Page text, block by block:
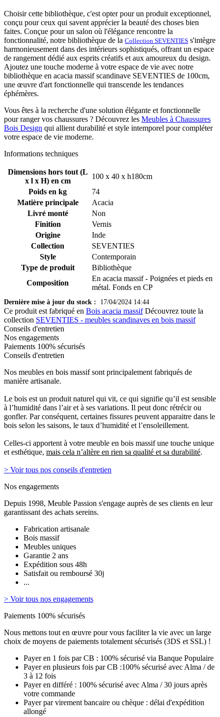
Choisir cette bibliothèque, c'est opter pour un produit exceptionnel,
conçu pour ceux qui savent apprécier la beauté des choses bien
faites. Conçue pour un salon où l'élégance rencontre la
fonctionnalité, notre bibliothèque de la Collection SEVENTIES s'intègre
harmonieusement dans des intérieurs sophistiqués, offrant un espace
de rangement dédié aux esprits créatifs et aux amoureux du design.
Ajoutez une touche moderne à votre espace de vie avec notre
bibliothèque en acacia massif scandinave SEVENTIES de 100cm,
une œuvre d'art fonctionnelle qui transcende les tendances
éphémères.
Vous êtes à la recherche d'une solution élégante et fonctionnelle
pour ranger vos chaussures ? Découvrez les Meubles à Chaussures
Bois Design qui allient durabilité et style intemporel pour compléter
votre espace de vie moderne.
Informations techniques
Dimensions hors tout (L
x l x H) en cm
100 x 40 x h180cm
Poids en kg
74
Matière principale
Acacia
Livré monté
Non
Finition
Vernis
Origine
Inde
Collection
SEVENTIES
Style
Contemporain
Type de produit
Bibliothèque
Composition
En acacia massif - Poignées et pieds en
métal. Fonds en CP
Dernière mise à jour du stock : 17/04/2024 14:44
Ce produit est fabriqué en Bois acacia massif Découvrez toute la
collection SEVENTIES - meubles scandinaves en bois massif
Conseils d'entretien
Nos engagements
Paiements 100% sécurisés
Conseils d'entretien
Nos meubles en bois massif sont principalement fabriqués de
manière artisanale.
Le bois est un produit naturel qui vit, ce qui signifie qu’il est sensible
à l’humidité dans l’air et à ses variations. Il peut donc rétrécir ou
gonfler. Par conséquent, certaines fissures peuvent apparaitre dans le
bois selon les saisons, le taux d’humidité et l’ensoleillement.
Celles-ci apportent à votre meuble en bois massif une touche unique
et esthétique, mais cela n’altère en rien sa qualité et sa durabilité.
> Voir tous nos conseils d'entretien
Nos engagements
Depuis 1998, Meuble Passion s'engage auprès de ses clients en leur
garantissant des achats sereins.
Fabrication artisanale
Bois massif
Meubles uniques
Garantie 2 ans
Expédition sous 48h
Satisfait ou remboursé 30j
...
> Voir tous nos engagements
Paiements 100% sécurisés
Nous mettons tout en œuvre pour vous faciliter la vie avec un large
choix de moyens de paiements totalement sécurisés (3DS et SSL) !
Payer en 1 fois par CB : 100% sécurisé via Banque Populaire
Payer en plusieurs fois par CB :100% sécurisé avec Alma / de
3 à 12 fois
Payer en différé : 100% sécurisé avec Alma / 30 jours après
votre commande
Payer par virement bancaire ou chèque : délai d'expédition
allongé